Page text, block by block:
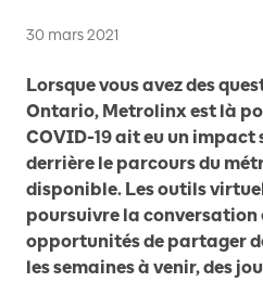
30 mars 2021
Lorsque vous avez des
Ontario, Metrolinx est là
COVID-19 ait eu un impact
derrière le parcours du
disponible. Les outils
poursuivre la conversation
opportunités de partager
les semaines à venir, des